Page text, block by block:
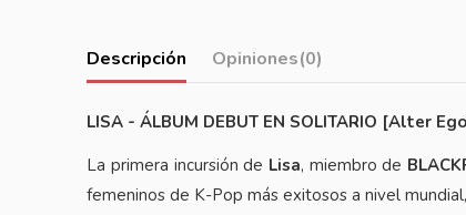
Descripción Opiniones(0)
LISA - ÁLBUM DEBUT EN SOLITARIO [Alter
La primera incursión de Lisa, miembro de
femeninos de K-Pop más exitosos a nivel